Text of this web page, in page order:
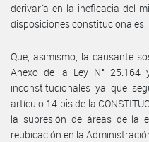
derivaría en la ineficacia del
disposiciones constitucionales.
Que, asimismo, la causante
Anexo de la Ley N° 25.164
inconstitucionales ya que
artículo 14 bis de la
la supresión de áreas de la
reubicación en la